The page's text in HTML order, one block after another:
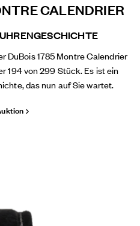
CALENDRIER
DuBois 1785 Montre Calendrier
194 von 299 Stück. Es ist ein
das nun auf Sie wartet.